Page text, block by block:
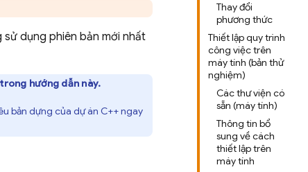
Thay đổi
phương thức
Thiết lập quy trình
công việc trên
máy tính (bản thử
nghiệm)
Các thư viện có
sẵn (máy tính)
Thông tin bổ
sung về cách
thiết lập trên
máy tính
sử dụng phiên bản mới nhất
hướng dẫn này.
bản dựng của dự án C++ ngay